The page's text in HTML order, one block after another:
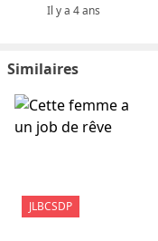
Il y a 4 ans
Similaires
JLBCSDP